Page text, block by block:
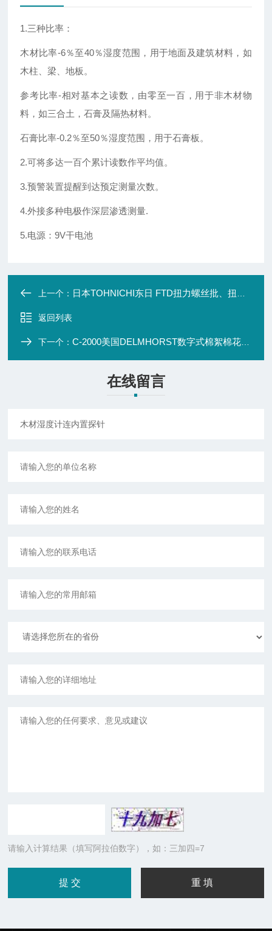
1.三种比率：
木材比率-6％至40％湿度范围，用于地面及建筑材料，如
木柱、梁、地板。
参考比率-相对基本之读数，由零至一百，用于非木材物
料，如三合土，石膏及隔热材料。
石膏比率-0.2％至50％湿度范围，用于石膏板。
2.可将多达一百个累计读数作平均值。
3.预警装置提醒到达预定测量次数。
4.外接多种电极作深层渗透测量.
5.电源：9V干电池
上一个： 日本TOHNICHI东日 FTD扭力螺丝批、扭力扳手
返回列表
下一个：C-2000美国DELMHORST数字式棉絮棉花水份计C-2000
在线留言
请输入计算结果（填写阿拉伯数字），如：三加四=7